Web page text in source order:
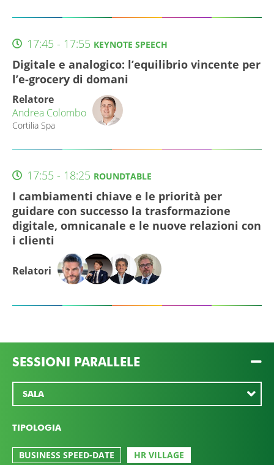
17:45 - 17:55 KEYNOTE SPEECH
Digitale e analogico: l’equilibrio vincente per
l’e-grocery di domani
Relatore
Andrea Colombo
Cortilia Spa
17:55 - 18:25 ROUNDTABLE
I cambiamenti chiave e le priorità per
guidare con successo la trasformazione
digitale, omnicanale e le nuove relazioni con
i clienti
Relatori
SESSIONI PARALLELE
TIPOLOGIA
BUSINESS SPEED-DATE
HR VILLAGE